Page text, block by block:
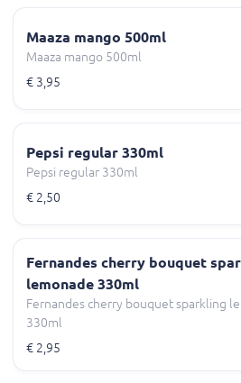
Maaza mango 500ml
Maaza mango 500ml
€ 3,95
Pepsi regular 330ml
Pepsi regular 330ml
€ 2,50
Fernandes cherry bouquet
lemonade 330ml
Fernandes cherry bouquet sparkling
330ml
€ 2,95